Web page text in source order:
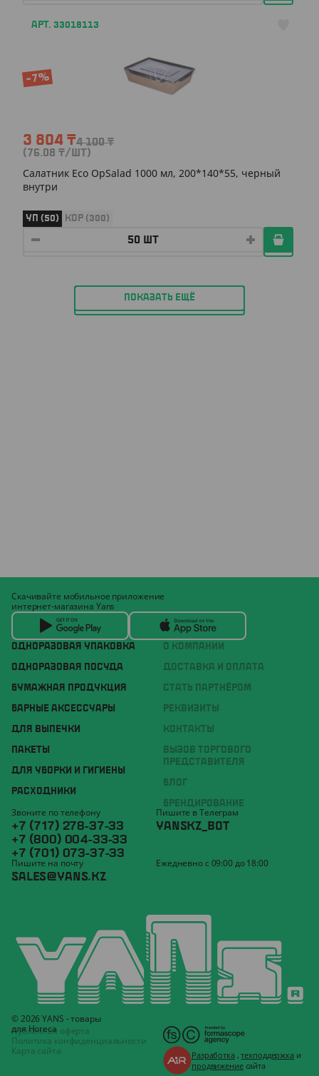
АРТ. 33018113
-7%
3 804 ₸4 100₸
(76.08 ₸/ШТ)
Салатник Eco OpSalad 1000 мл, 200*140*55, черный
внутри
УП (50) КОР (300)
ПОКАЗАТЬ ЕЩЁ
ОДНОРАЗОВАЯ УПАКОВКА
ОДНОРАЗОВАЯ ПОСУДА
БУМАЖНАЯ ПРОДУКЦИЯ
БАРНЫЕ АКСЕССУАРЫ
ДЛЯ ВЫПЕЧКИ
ПАКЕТЫ
ДЛЯ УБОРКИ И ГИГИЕНЫ
РАСХОДНИКИ
О КОМПАНИИ
ДОСТАВКА И ОПЛАТА
СТАТЬ ПАРТНЁРОМ
РЕКВИЗИТЫ
КОНТАКТЫ
ВЫЗОВ ТОРГОВОГО
ПРЕДСТАВИТЕЛЯ
БЛОГ
БРЕНДИРОВАНИЕ
Скачивайте мобильное приложение
интернет-магазина Yans
Звоните по телефону
+7 (717) 278-37-33
+7 (800) 004-33-33
+7 (701) 073-37-33
Пишите в Телеграм
YANSKZ_BOT
Пишите на почту
SALES@YANS.KZ
Ежедневно с 09:00 до 18:00
© 2026 YANS - товары
для Horeca
Публичная оферта
Политика конфиденциальности
Карта сайта
Разработка,техподдержка и
продвижениесайта